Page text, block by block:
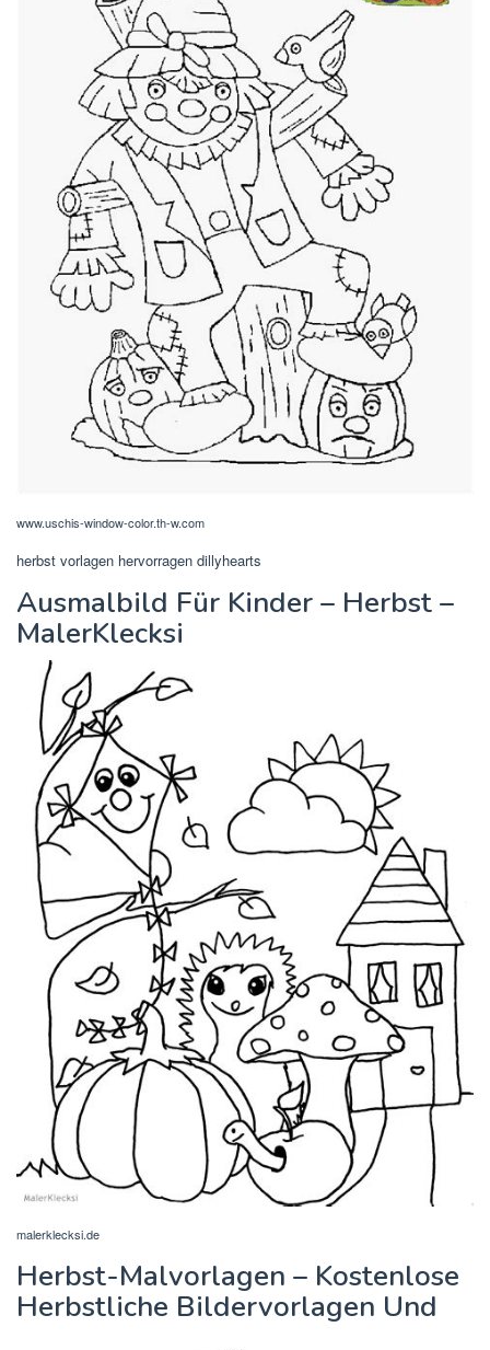
www.uschis-window-color.th-w.com
herbst vorlagen hervorragen dillyhearts
Ausmalbild Für Kinder – Herbst –
MalerKlecksi
malerklecksi.de
Herbst-Malvorlagen – Kostenlose
Herbstliche Bildervorlagen Und